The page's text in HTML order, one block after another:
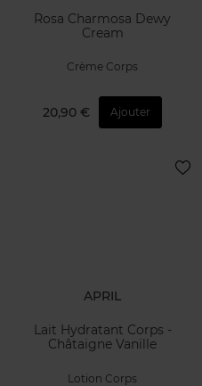
Rosa Charmosa Dewy
Cream
Crème Corps
20,90 € Ajouter
APRIL
Lait Hydratant Corps -
Châtaigne Vanille
Lotion Corps